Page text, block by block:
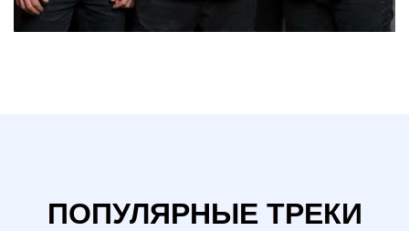
ПОПУЛЯРНЫЕ ТРЕКИ